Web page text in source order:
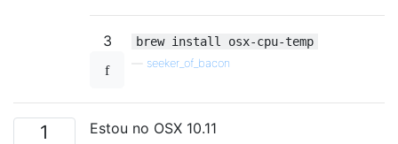
3 brew install osx-cpu-temp
seeker_of_bacon
1
Estou no OSX 10.11